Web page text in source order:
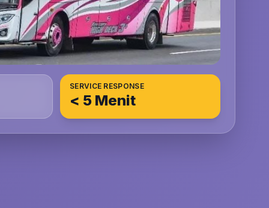
SERVICE RESPONSE
< 5 Menit